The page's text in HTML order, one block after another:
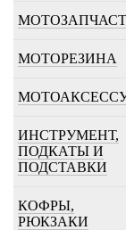
МОТОРЕЗИНА
ИНСТРУМЕНТ,
ПОДКАТЫ И
ПОДСТАВКИ
КОФРЫ,
РЮКЗАКИ